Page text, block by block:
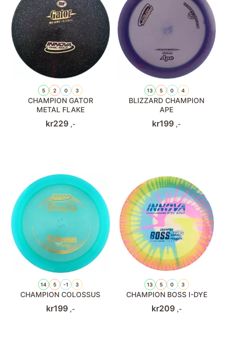
5 2 0 3
CHAMPION GATOR
METAL FLAKE
kr229 ,-
13 5 0 4
BLIZZARD CHAMPION
APE
kr199 ,-
14 5 -1 3
CHAMPION COLOSSUS
kr199 ,-
13 5 0 3
CHAMPION BOSS I-DYE
kr209 ,-